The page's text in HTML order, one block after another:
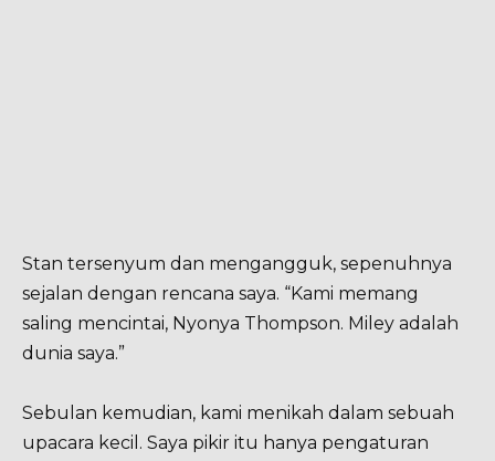
Stan tersenyum dan mengangguk, sepenuhnya
sejalan dengan rencana saya. “Kami memang
saling mencintai, Nyonya Thompson. Miley adalah
dunia saya.”
Sebulan kemudian, kami menikah dalam sebuah
upacara kecil. Saya pikir itu hanya pengaturan